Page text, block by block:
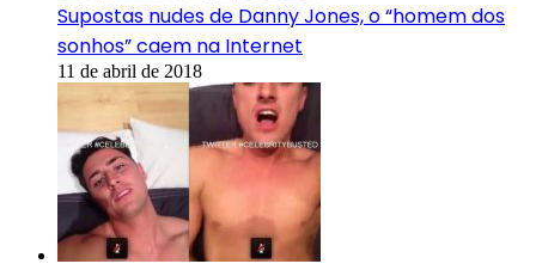
Supostas nudes de Danny Jones, o “homem dos
sonhos” caem na Internet
11 de abril de 2018